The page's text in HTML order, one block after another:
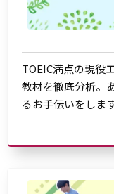
TOEIC満点の現役
教材を徹底分析。
るお手伝いをします